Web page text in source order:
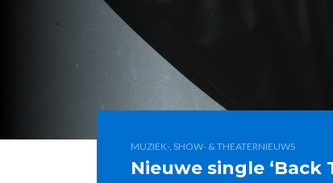
MUZIEK-, SHOW- & THEATERNIEUWS
Nieuwe single ‘Back